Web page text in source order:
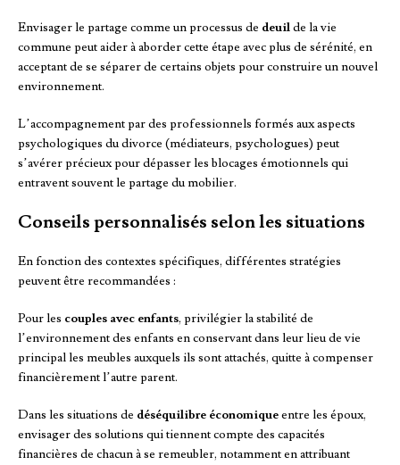
Envisager le partage comme un processus de deuilde la vie
commune peut aider à aborder cette étape avec plus de sérénité, en
acceptant de se séparer de certains objets pour construire un nouvel
environnement.
L’accompagnement par des professionnels formés aux aspects
psychologiques du divorce (médiateurs, psychologues) peut
s’avérer précieux pour dépasser les blocages émotionnels qui
entravent souvent le partage du mobilier.
Conseils personnalisés selon les situations
En fonction des contextes spécifiques, différentes stratégies
peuvent être recommandées :
Pour les couples avec enfants, privilégier la stabilité de
l’environnement des enfants en conservant dans leur lieu de vie
principal les meubles auxquels ils sont attachés, quitte à compenser
financièrement l’autre parent.
Dans les situations de déséquilibre économiqueentre les époux,
envisager des solutions qui tiennent compte des capacités
financières de chacun à se remeubler, notamment en attribuant